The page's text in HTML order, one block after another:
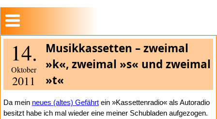
14.
Oktober
2011
Musikkassetten – zweimal
»k«, zweimal »s« und zweimal
»t«
Da mein neues (altes) Gefährt ein »Kassettenradio« als Autoradio
besitzt habe ich mal wieder eine meiner Schubladen aufgezogen.